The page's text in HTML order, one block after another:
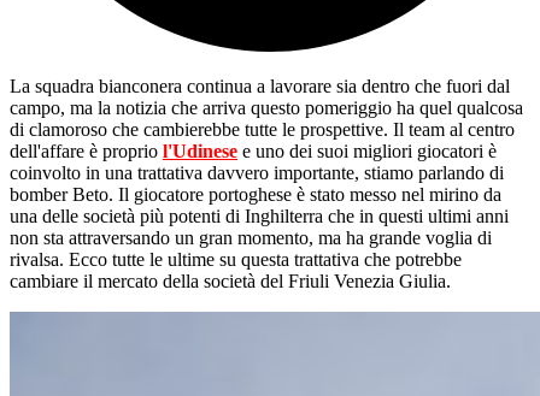
La squadra bianconera continua a lavorare sia dentro che fuori dal
campo, ma la notizia che arriva questo pomeriggio ha quel qualcosa
di clamoroso che cambierebbe tutte le prospettive. Il team al centro
dell'affare è proprio l'Udinese e uno dei suoi migliori giocatori è
coinvolto in una trattativa davvero importante, stiamo parlando di
bomber Beto. Il giocatore portoghese è stato messo nel mirino da
una delle società più potenti di Inghilterra che in questi ultimi anni
non sta attraversando un gran momento, ma ha grande voglia di
rivalsa. Ecco tutte le ultime su questa trattativa che potrebbe
cambiare il mercato della società del Friuli Venezia Giulia.